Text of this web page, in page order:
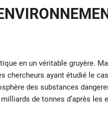
en un véritable gruyère.
chercheurs ayant étudié le
des substances
de tonnes d’après les